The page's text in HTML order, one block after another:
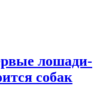
лошади-
собак